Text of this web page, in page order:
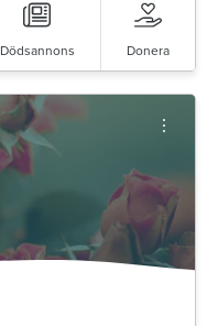
Dödsannons Donera